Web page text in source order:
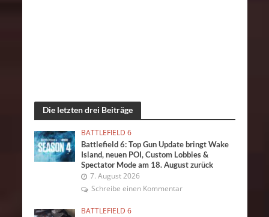
Die letzten drei Beiträge
BATTLEFIELD 6
Battlefield 6: Top Gun Update bringt Wake
Island, neuen POI, Custom Lobbies &
Spectator Mode am 18. August zurück
7. August 2026
Schreibe einen Kommentar
BATTLEFIELD 6